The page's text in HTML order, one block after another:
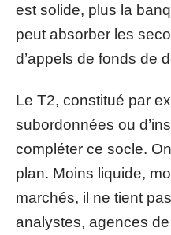
est solide, plus la
peut absorber les
d’appels de fonds de
Le T2, constitué par
subordonnées ou
compléter ce socle.
plan. Moins liquide,
marchés, il ne tient
analystes, agences